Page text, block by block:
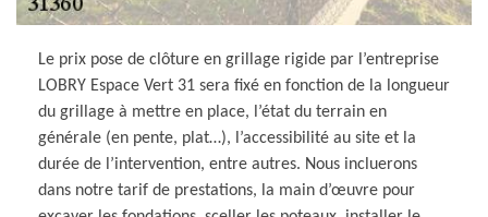
Le prix pose de clôture en grillage rigide par l’entreprise
LOBRY Espace Vert 31 sera fixé en fonction de la longueur
du grillage à mettre en place, l’état du terrain en
générale (en pente, plat…), l’accessibilité au site et la
durée de l’intervention, entre autres. Nous incluerons
dans notre tarif de prestations, la main d’œuvre pour